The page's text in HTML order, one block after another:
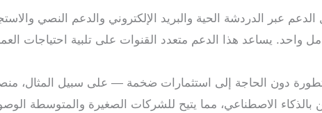
عبر الدردشة الحية والبريد الإلكتروني والدعم النصي
يساعد هذا الدعم متعدد القنوات على تلبية احتياجات
الاصطناعي، مما يتيح للشركات الصغيرة والمتوسطة